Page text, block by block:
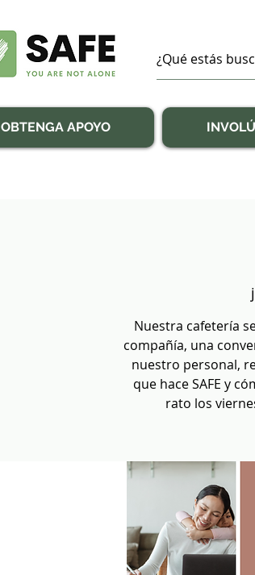
OBTENGA APOYO
Nuestra cafetería
compañía, una
nuestro personal,
que hace SAFE y
rato los